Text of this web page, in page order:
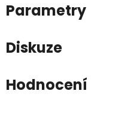
Parametry
Diskuze
Hodnocení